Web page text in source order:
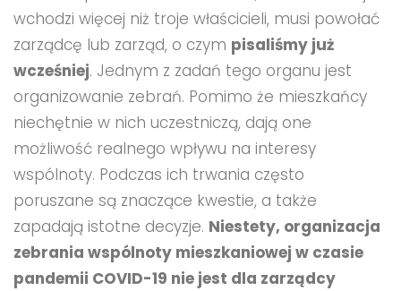
wchodzi więcej niż troje właścicieli, musi powołać
zarządcę lub zarząd, o czym pisaliśmy już
wcześniej. Jednym z zadań tego organu jest
organizowanie zebrań. Pomimo że mieszkańcy
niechętnie w nich uczestniczą, dają one
możliwość realnego wpływu na interesy
wspólnoty. Podczas ich trwania często
poruszane są znaczące kwestie, a także
zapadają istotne decyzje. Niestety, organizacja
zebrania wspólnoty mieszkaniowej w czasie
pandemii COVID-19 nie jest dla zarządcy